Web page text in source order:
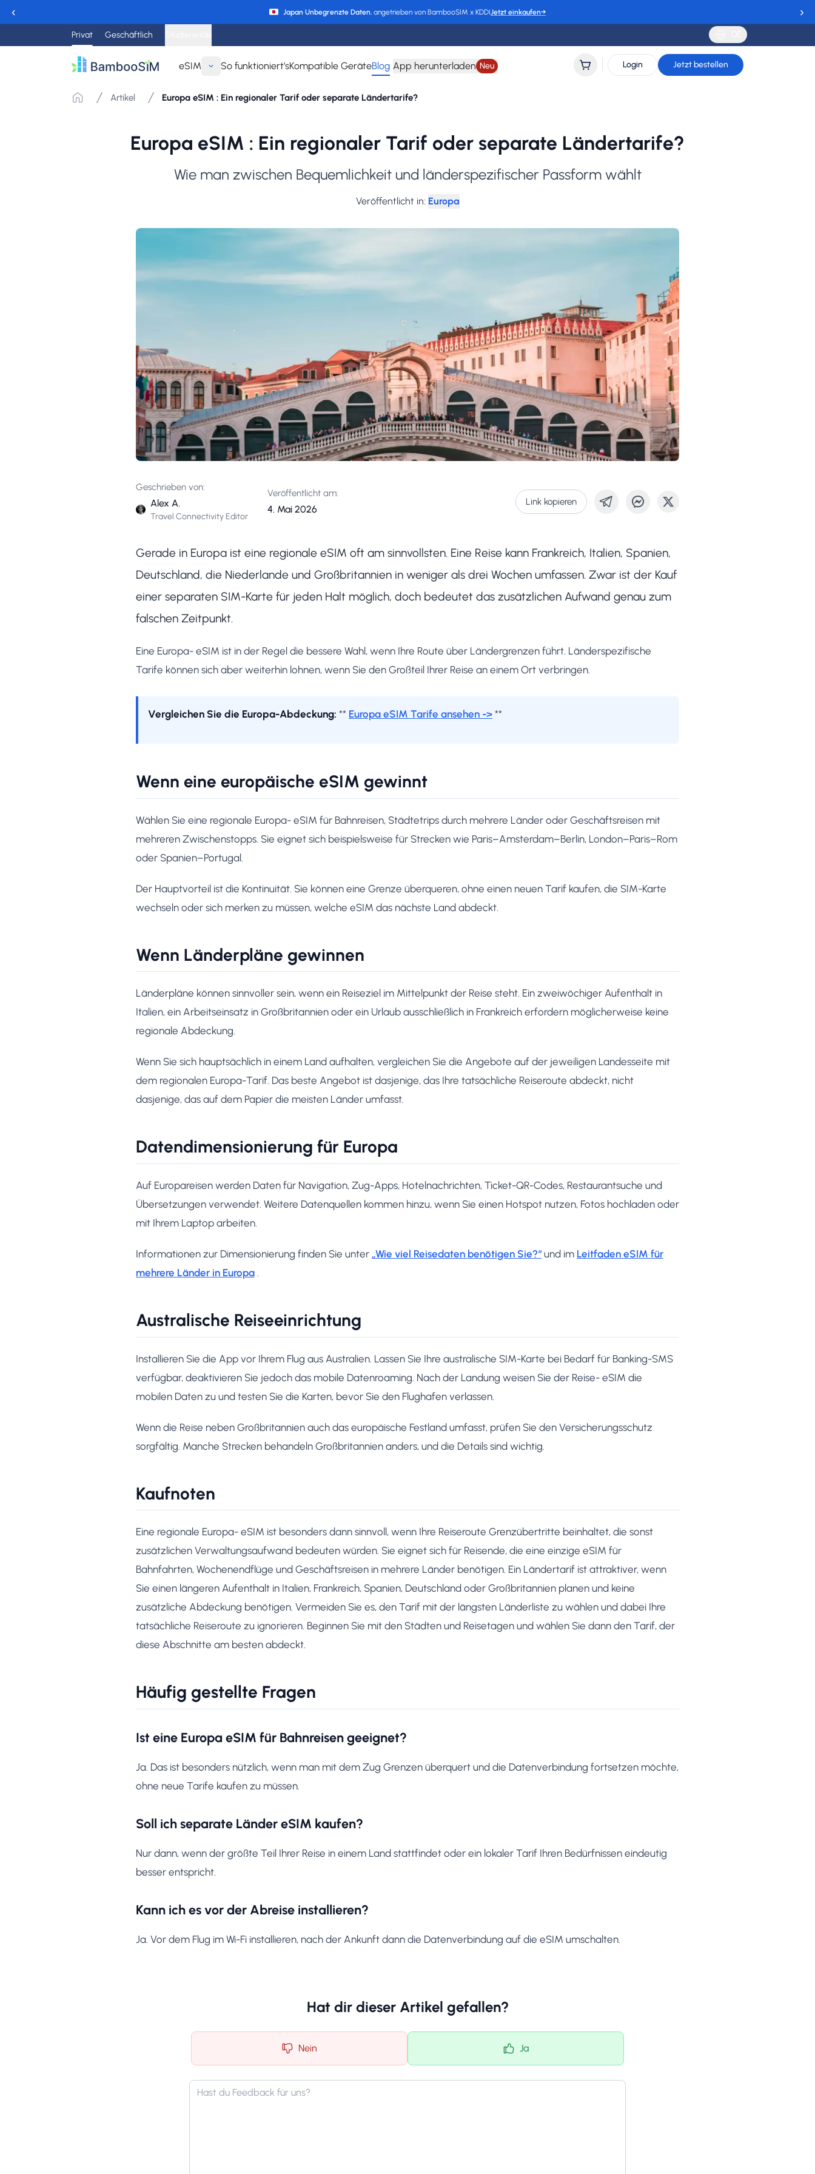
‹ Japan Unbegrenzte Daten, angetrieben von BambooSIM x KDDIJetzt einkaufen→ ›
Privat Geschäftlich
eSIM So funktioniert’sKompatible GeräteBlog App herunterladen Neu Login Jetzt bestellen
Artikel Europa eSIM : Ein regionaler Tarif oder separate Ländertarife?
Europa eSIM : Ein regionaler Tarif oder separate Ländertarife?
Wie man zwischen Bequemlichkeit und länderspezifischer Passform wählt
Veröffentlicht in: Europa
Geschrieben von:
Alex A.
Travel Connectivity Editor
Veröffentlicht am:
4. Mai 2026
Link kopieren
Gerade in Europa ist eine regionale eSIM oft am sinnvollsten. Eine Reise kann Frankreich, Italien, Spanien,
Deutschland, die Niederlande und Großbritannien in weniger als drei Wochen umfassen. Zwar ist der Kauf
einer separaten SIM-Karte für jeden Halt möglich, doch bedeutet das zusätzlichen Aufwand genau zum
falschen Zeitpunkt.
Eine Europa- eSIM ist in der Regel die bessere Wahl, wenn Ihre Route über Ländergrenzen führt. Länderspezifische
Tarife können sich aber weiterhin lohnen, wenn Sie den Großteil Ihrer Reise an einem Ort verbringen.
Vergleichen Sie die Europa-Abdeckung: ** Europa eSIM Tarife ansehen -> **
Wenn eine europäische eSIM gewinnt
Wählen Sie eine regionale Europa- eSIM für Bahnreisen, Städtetrips durch mehrere Länder oder Geschäftsreisen mit
mehreren Zwischenstopps. Sie eignet sich beispielsweise für Strecken wie Paris–Amsterdam–Berlin, London–Paris–Rom
oder Spanien–Portugal.
Der Hauptvorteil ist die Kontinuität. Sie können eine Grenze überqueren, ohne einen neuen Tarif kaufen, die SIM-Karte
wechseln oder sich merken zu müssen, welche eSIM das nächste Land abdeckt.
Wenn Länderpläne gewinnen
Länderpläne können sinnvoller sein, wenn ein Reiseziel im Mittelpunkt der Reise steht. Ein zweiwöchiger Aufenthalt in
Italien, ein Arbeitseinsatz in Großbritannien oder ein Urlaub ausschließlich in Frankreich erfordern möglicherweise keine
regionale Abdeckung.
Wenn Sie sich hauptsächlich in einem Land aufhalten, vergleichen Sie die Angebote auf der jeweiligen Landesseite mit
dem regionalen Europa-Tarif. Das beste Angebot ist dasjenige, das Ihre tatsächliche Reiseroute abdeckt, nicht
dasjenige, das auf dem Papier die meisten Länder umfasst.
Datendimensionierung für Europa
Auf Europareisen werden Daten für Navigation, Zug-Apps, Hotelnachrichten, Ticket-QR-Codes, Restaurantsuche und
Übersetzungen verwendet. Weitere Datenquellen kommen hinzu, wenn Sie einen Hotspot nutzen, Fotos hochladen oder
mit Ihrem Laptop arbeiten.
Informationen zur Dimensionierung finden Sie unter „Wie viel Reisedaten benötigen Sie?“ und im Leitfaden eSIM für
mehrere Länder in Europa
Australische Reiseeinrichtung
Installieren Sie die App vor Ihrem Flug aus Australien. Lassen Sie Ihre australische SIM-Karte bei Bedarf für Banking-SMS
verfügbar, deaktivieren Sie jedoch das mobile Datenroaming. Nach der Landung weisen Sie der Reise- eSIM die
mobilen Daten zu und testen Sie die Karten, bevor Sie den Flughafen verlassen.
Wenn die Reise neben Großbritannien auch das europäische Festland umfasst, prüfen Sie den Versicherungsschutz
sorgfältig. Manche Strecken behandeln Großbritannien anders, und die Details sind wichtig.
Kaufnoten
Eine regionale Europa- eSIM ist besonders dann sinnvoll, wenn Ihre Reiseroute Grenzübertritte beinhaltet, die sonst
zusätzlichen Verwaltungsaufwand bedeuten würden. Sie eignet sich für Reisende, die eine einzige eSIM für
Bahnfahrten, Wochenendflüge und Geschäftsreisen in mehrere Länder benötigen. Ein Ländertarif ist attraktiver, wenn
Sie einen längeren Aufenthalt in Italien, Frankreich, Spanien, Deutschland oder Großbritannien planen und keine
zusätzliche Abdeckung benötigen. Vermeiden Sie es, den Tarif mit der längsten Länderliste zu wählen und dabei Ihre
tatsächliche Reiseroute zu ignorieren. Beginnen Sie mit den Städten und Reisetagen und wählen Sie dann den Tarif, der
diese Abschnitte am besten abdeckt.
Häufig gestellte Fragen
Ist eine Europa eSIM für Bahnreisen geeignet?
Ja. Das ist besonders nützlich, wenn man mit dem Zug Grenzen überquert und die Datenverbindung fortsetzen möchte,
ohne neue Tarife kaufen zu müssen.
Soll ich separate Länder eSIM kaufen?
Nur dann, wenn der größte Teil Ihrer Reise in einem Land stattfindet oder ein lokaler Tarif Ihren Bedürfnissen eindeutig
besser entspricht.
Kann ich es vor der Abreise installieren?
Ja. Vor dem Flug im Wi-Fi installieren, nach der Ankunft dann die Datenverbindung auf die eSIM umschalten.
Hat dir dieser Artikel gefallen?
Nein Ja